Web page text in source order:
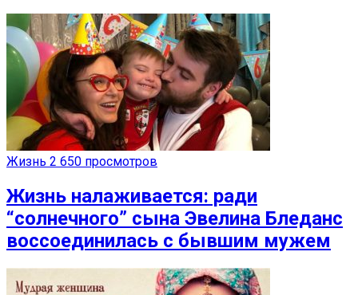
Жизнь 2 650 просмотров
Жизнь налаживается: ради
“солнечного” сына Эвелина Бледанс
воссоединилась с бывшим мужем